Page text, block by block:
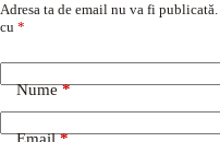
Adresa ta de email nu va fi publicată.
cu *
Nume*